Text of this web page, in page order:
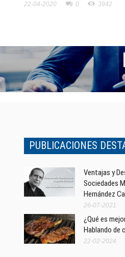
22-04-2020 0 3942
PUBLICACIONES
Ventajas y
Sociedades
Hernández
26-07-2021
¿Qué es
Hablando de
22-02-2024